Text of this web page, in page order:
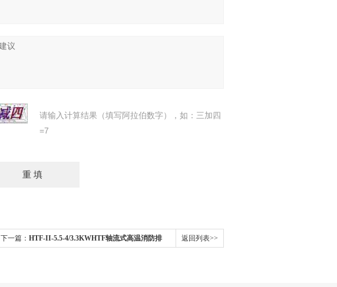
请输入计算结果（填写阿拉伯数字），如：三加四
=7
下一篇： HTF-II-5.5-4/3.3KWHTF轴流式高温消防排 返回列表>>